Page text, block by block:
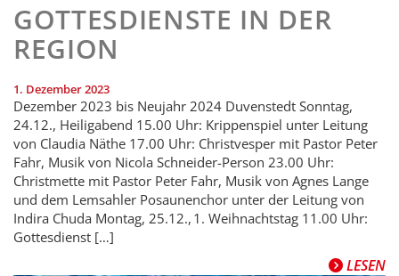
GOTTESDIENSTE IN DER
REGION
1. Dezember 2023
Dezember 2023 bis Neujahr 2024 Duvenstedt Sonntag,
24.12., Heiligabend 15.00 Uhr: Krippenspiel unter Leitung
von Claudia Näthe 17.00 Uhr: Christvesper mit Pastor Peter
Fahr, Musik von Nicola Schneider-Person 23.00 Uhr:
Christmette mit Pastor Peter Fahr, Musik von Agnes Lange
und dem Lemsahler Posaunenchor unter der Leitung von
Indira Chuda Montag, 25.12., 1. Weihnachtstag 11.00 Uhr:
Gottesdienst […]
LESEN